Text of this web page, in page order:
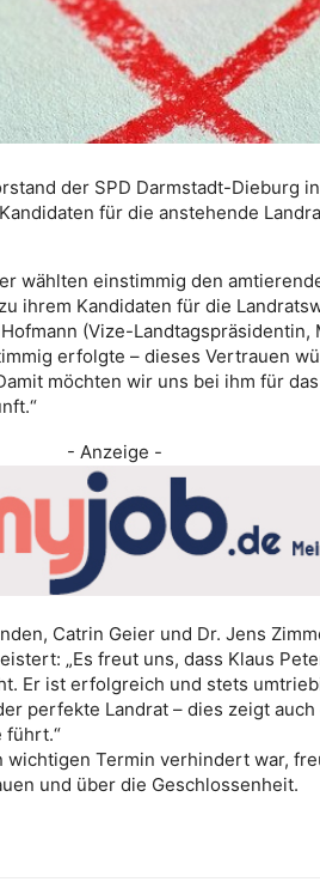
der SPD Darmstadt-Dieburg
für die anstehende
wählten einstimmig den
ihrem Kandidaten für die
(Vize-Landtagspräsidentin,
erfolgte – dieses Vertrauen
möchten wir uns bei ihm für
- Anzeige -
Catrin Geier und Dr. Jens
„Es freut uns, dass Klaus
Er ist erfolgreich und stets
perfekte Landrat – dies zeigt
führt.“
wichtigen Termin verhindert war,
und über die Geschlossenheit.